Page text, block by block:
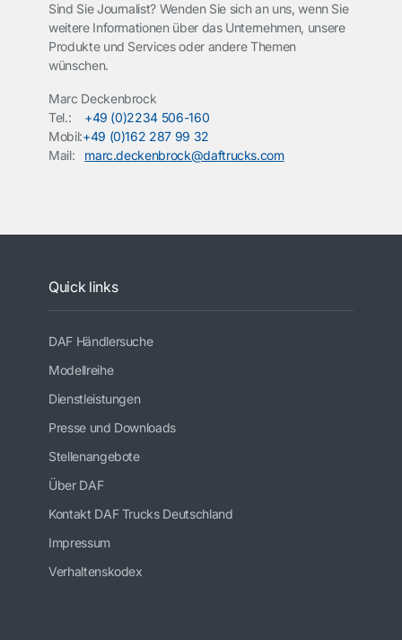
Sind Sie Journalist? Wenden Sie sich an uns, wenn Sie
weitere Informationen über das Unternehmen, unsere
Produkte und Services oder andere Themen
wünschen.
Marc Deckenbrock
Tel.: +49 (0)2234 506-160
Mobil:+49 (0)162 287 99 32
Mail: marc.deckenbrock@daftrucks.com
Quick links
DAF Händlersuche
Modellreihe
Dienstleistungen
Presse und Downloads
Stellenangebote
Über DAF
Kontakt DAF Trucks Deutschland
Impressum
Verhaltenskodex